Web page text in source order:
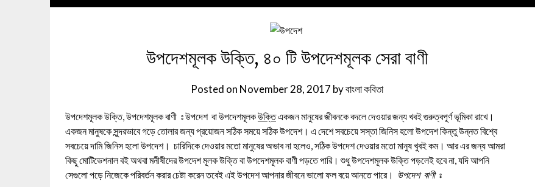
উপদেশমূলক উক্তি, ৪০ টি উপদেশমূলক সেরা বাণী
Posted on November 28, 2017 byবাংলা কবিতা
উপদেশমূলক উক্তি, উপদেশমূলক বাণী ঃ উপদেশ বা উপদেশমূলকউক্তিএকজন মানুষের জীবনকে বদলে দেওয়ার জন্য খবই গুরুত্বপূর্ণ ভূমিকা রাখে।
একজন মানুষকে সুন্দরভাবে গড়ে তোলার জন্য প্রয়োজন সঠিক সময়ে সঠিক উপদেশ। এ দেশে সবচেয়ে সস্তা জিনিস হলো উপদেশ কিন্তু উন্নত বিশ্বে
সবচেয়ে দামি জিনিস হলো উপদেশ। চারিদিকে দেওয়ার মতো মানুষের অভাব না হলেও, সঠিক উপদেশ দেওয়ার মতো মানুষ খুবই কম। আর এর জন্য আমরা
কিছু মোটিভেশনাল বই অথবা মনীষীদের উপদেশ মূলক উক্তি বা উপদেশমূলক বাণী পড়তে পারি। শুধু উপদেশমূলক উক্তি পড়লেই হবে না, যদি আপনি
সেগুলো পড়ে নিজেকে পরিবর্তন করার চেষ্টা করেন তবেই এই উপদেশ আপনার জীবনে ভালো ফল বয়ে আনতে পারে।
উপদেশ বাণীঃ